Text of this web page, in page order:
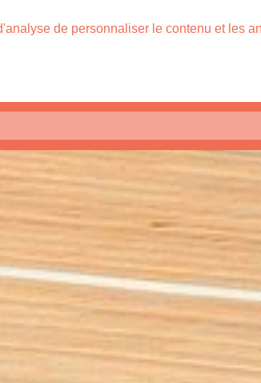
de personnaliser le contenu et les